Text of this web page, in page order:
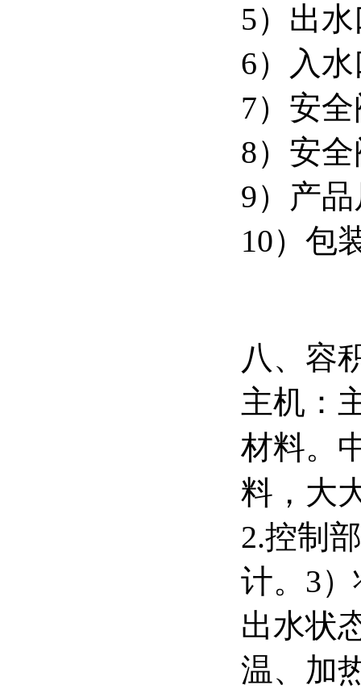
5）出
6）入
7）安
8）安
9）产
10）包
八、容
主机：
材料。
料，大
2.控制
计。3
出水状
温、加